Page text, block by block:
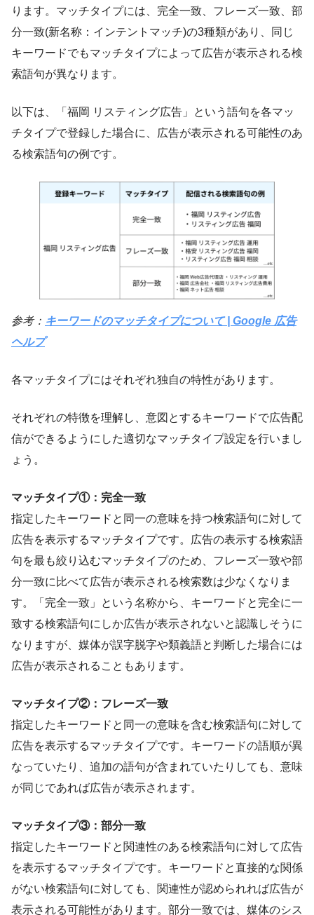
ります。マッチタイプには、完全一致、フレーズ一致、部
分一致(新名称：インテントマッチ)の3種類があり、同じ
キーワードでもマッチタイプによって広告が表示される検
索語句が異なります。
以下は、「福岡 リスティング広告」という語句を各マッ
チタイプで登録した場合に、広告が表示される可能性のあ
る検索語句の例です。
参考： キーワードのマッチタイプについて | Google 広告
ヘルプ
各マッチタイプにはそれぞれ独自の特性があります。
それぞれの特徴を理解し、意図とするキーワードで広告配
信ができるようにした適切なマッチタイプ設定を行いまし
ょう。
マッチタイプ①：完全一致
指定したキーワードと同一の意味を持つ検索語句に対して
広告を表示するマッチタイプです。広告の表示する検索語
句を最も絞り込むマッチタイプのため、フレーズ一致や部
分一致に比べて広告が表示される検索数は少なくなりま
す。「完全一致」という名称から、キーワードと完全に一
致する検索語句にしか広告が表示されないと認識しそうに
なりますが、媒体が誤字脱字や類義語と判断した場合には
広告が表示されることもあります。
マッチタイプ②：フレーズ一致
指定したキーワードと同一の意味を含む検索語句に対して
広告を表示するマッチタイプです。キーワードの語順が異
なっていたり、追加の語句が含まれていたりしても、意味
が同じであれば広告が表示されます。
マッチタイプ③：部分一致
指定したキーワードと関連性のある検索語句に対して広告
を表示するマッチタイプです。キーワードと直接的な関係
がない検索語句に対しても、関連性が認められれば広告が
表示される可能性があります。部分一致では、媒体のシス